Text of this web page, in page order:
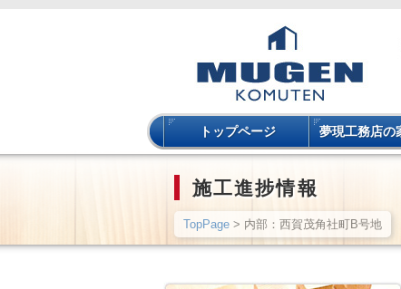
トップページ 夢現工務店の
施工進捗情報
TopPage > 内部：西賀茂角社町B号地